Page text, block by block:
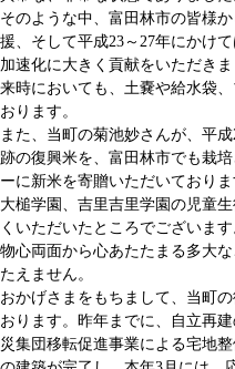
そのような中、富田林市の皆様
援、そして平成23～27年にかけ
加速化に大きく貢献をいただき
来時においても、土嚢や給水袋
おります。
また、当町の菊池妙さんが、平
跡の復興米を、富田林市でも栽
ーに新米を寄贈いただいており
大槌学園、吉里吉里学園の児童
くいただいたところでございま
物心両面から心あたたまる多大
たえません。
おかげさまをもちまして、当町
おります。昨年までに、自立再
災集団移転促進事業による宅地